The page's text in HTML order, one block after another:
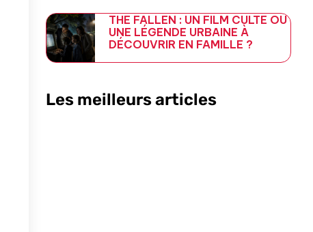
THE FALLEN : UN FILM CULTE OU
UNE LÉGENDE URBAINE À
DÉCOUVRIR EN FAMILLE ?
Les meilleurs articles